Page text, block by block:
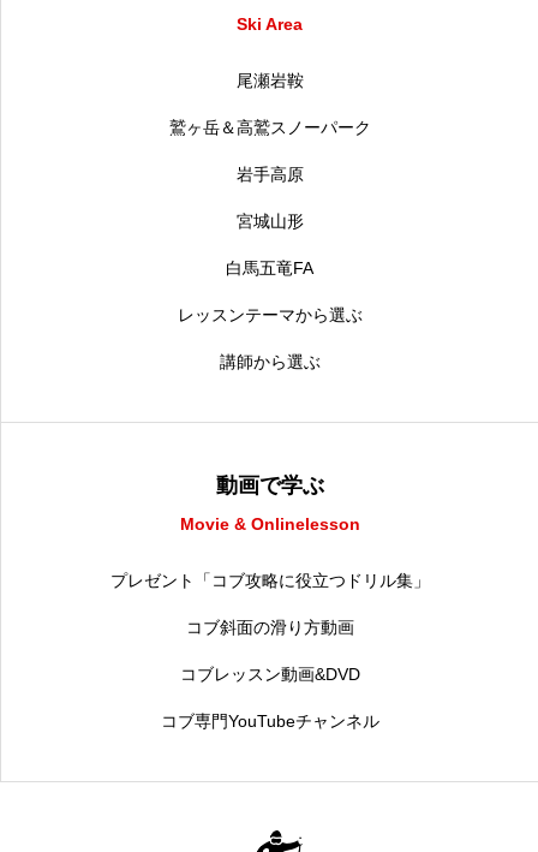
Ski Area
尾瀬岩鞍
鷲ヶ岳＆高鷲スノーパーク
岩手高原
宮城山形
白馬五竜FA
レッスンテーマから選ぶ
講師から選ぶ
動画で学ぶ
Movie & Onlinelesson
プレゼント「コブ攻略に役立つドリル集」
コブ斜面の滑り方動画
コブレッスン動画&DVD
コブ専門YouTubeチャンネル